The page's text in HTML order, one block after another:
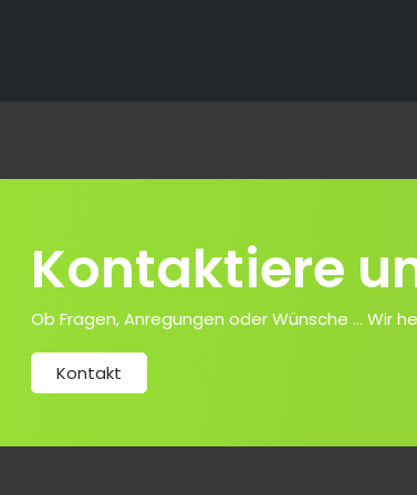
Kontaktiere
Ob Fragen, Anregungen oder Wünsche ... Wir
Kontakt